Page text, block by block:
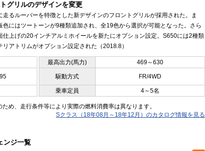
グリルのデザインを変更
走るルーバーを特徴とした新デザインのフロントグリルが採用された。ま
色にはツートーンが9種類追加され、全19色から選択が可能となった。さら
仕上げの20インチアルミホイールを新たにオプション設定。S650には2種類
リアトリムがオプション設定された（2018.8）
最高出力(馬力)
469～630
駆動方式 FR/4WD
乗車定員 4～5名
め、走行条件等により実際の燃料消費率は異なります。
Sクラス（18年08月～18年12月）のカタログ情報を見る
ンジ一覧